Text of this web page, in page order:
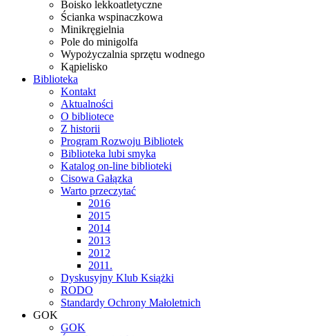
Boisko lekkoatletyczne
Ścianka wspinaczkowa
Minikręgielnia
Pole do minigolfa
Wypożyczalnia sprzętu wodnego
Kąpielisko
Biblioteka
Kontakt
Aktualności
O bibliotece
Z historii
Program Rozwoju Bibliotek
Biblioteka lubi smyka
Katalog on-line biblioteki
Cisowa Gałązka
Warto przeczytać
2016
2015
2014
2013
2012
2011.
Dyskusyjny Klub Książki
RODO
Standardy Ochrony Małoletnich
GOK
GOK